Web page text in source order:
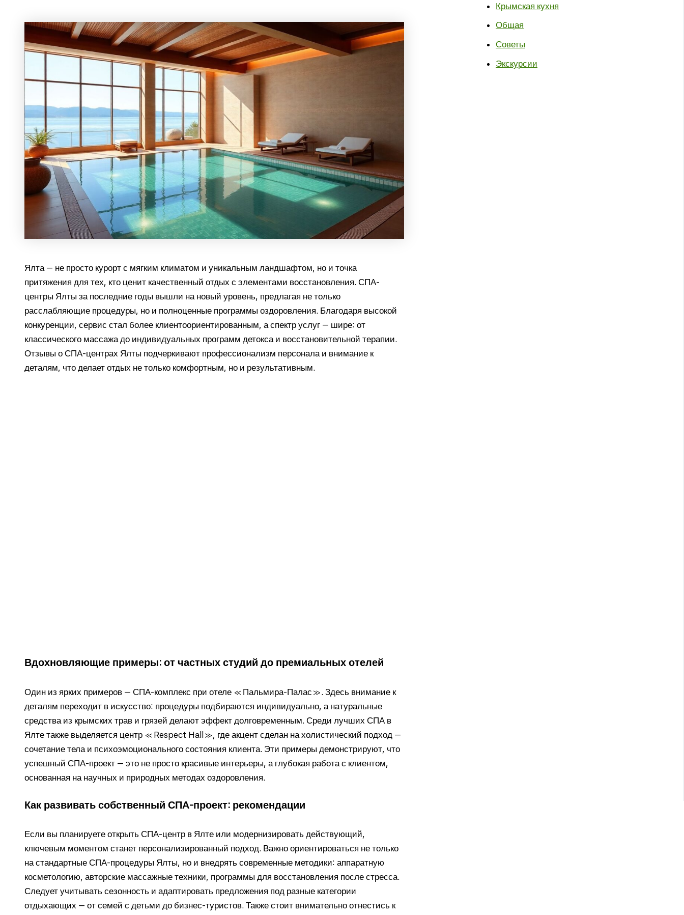
Ялта — не просто курорт с мягким климатом и уникальным ландшафтом, но и точка
притяжения для тех, кто ценит качественный отдых с элементами восстановления. СПА-
центры Ялты за последние годы вышли на новый уровень, предлагая не только
расслабляющие процедуры, но и полноценные программы оздоровления. Благодаря высокой
конкуренции, сервис стал более клиентоориентированным, а спектр услуг — шире: от
классического массажа до индивидуальных программ детокса и восстановительной терапии.
Отзывы о СПА-центрах Ялты подчеркивают профессионализм персонала и внимание к
деталям, что делает отдых не только комфортным, но и результативным.
Вдохновляющие примеры: от частных студий до премиальных отелей
Один из ярких примеров — СПА-комплекс при отеле «Пальмира-Палас». Здесь внимание к
деталям переходит в искусство: процедуры подбираются индивидуально, а натуральные
средства из крымских трав и грязей делают эффект долговременным. Среди лучших СПА в
Ялте также выделяется центр «Respect Hall», где акцент сделан на холистический подход —
сочетание тела и психоэмоционального состояния клиента. Эти примеры демонстрируют, что
успешный СПА-проект — это не просто красивые интерьеры, а глубокая работа с клиентом,
основанная на научных и природных методах оздоровления.
Как развивать собственный СПА-проект: рекомендации
Если вы планируете открыть СПА-центр в Ялте или модернизировать действующий,
ключевым моментом станет персонализированный подход. Важно ориентироваться не только
на стандартные СПА-процедуры Ялты, но и внедрять современные методики: аппаратную
косметологию, авторские массажные техники, программы для восстановления после стресса.
Следует учитывать сезонность и адаптировать предложения под разные категории
отдыхающих — от семей с детьми до бизнес-туристов. Также стоит внимательно отнестись к
Крымская кухня
Общая
Советы
Экскурсии